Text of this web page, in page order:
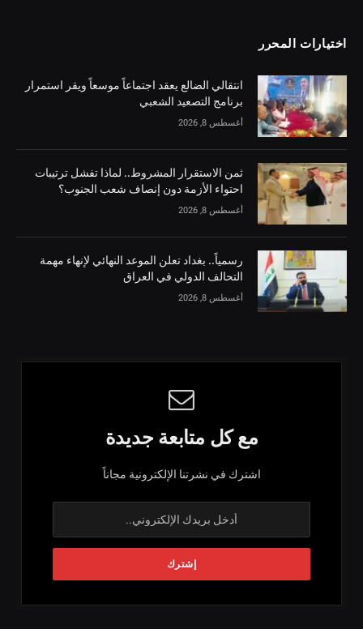
اختيارات المحرر
انتقالي الضالع يعقد اجتماعاً موسعاً ويقر استمرار
برنامج التصعيد الشعبي
أغسطس 8, 2026
ثمن الاستقرار المشروط.. لماذا تفشل ترتيبات
احتواء الأزمة دون إنصاف شعب الجنوب؟
أغسطس 8, 2026
رسمياً.. بغداد تعلن الموعد النهائي لإنهاء مهمة
التحالف الدولي في العراق
أغسطس 8, 2026
مع كل متابعة جديدة
اشترك في نشرتنا الإلكترونية مجاناً